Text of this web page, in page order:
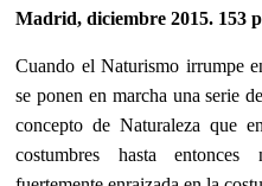
Madrid, diciembre 2015. 153
Cuando el Naturismo irrumpe
se ponen en marcha una serie
concepto de Naturaleza que
costumbres hasta